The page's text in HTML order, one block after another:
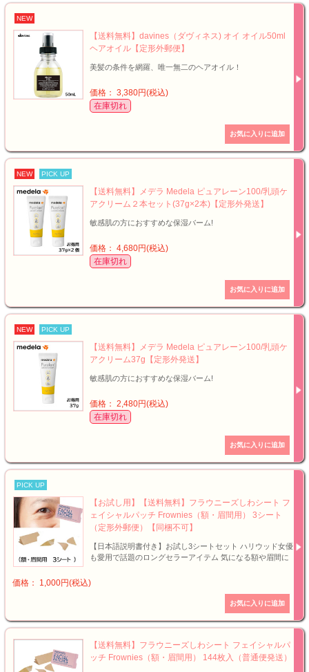
NEW
【送料無料】davines（ダヴィネス) オイ オイル50ml
ヘアオイル【定形外郵便】
美髪の条件を網羅、唯一無二のヘアオイル！
価格： 3,380円(税込)
在庫切れ
NEW PICK UP
【送料無料】メデラ Medela ピュアレーン100/乳頭ケ
アクリーム２本セット(37g×2本)【定形外発送】
敏感肌の方におすすめな保湿バーム!
価格： 4,680円(税込)
在庫切れ
NEW PICK UP
【送料無料】メデラ Medela ピュアレーン100/乳頭ケ
アクリーム37g【定形外発送】
敏感肌の方におすすめな保湿バーム!
価格： 2,480円(税込)
在庫切れ
PICK UP
【お試し用】【送料無料】フラウニーズしわシート フ
ェイシャルパッチ Frownies（額・眉間用） 3シート
（定形外郵便）【同梱不可】
【日本語説明書付き】お試し3シートセット ハリウッド女優
も愛用で話題のロングセラーアイテム 気になる額や眉間に
価格： 1,000円(税込)
【送料無料】フラウニーズしわシート フェイシャルパ
ッチ Frownies（額・眉間用） 144枚入（普通便発送）